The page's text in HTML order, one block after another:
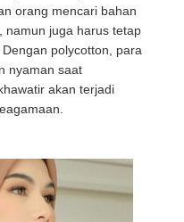
orang mencari bahan
namun juga harus tetap
polycotton, para
nyaman saat
akan terjadi